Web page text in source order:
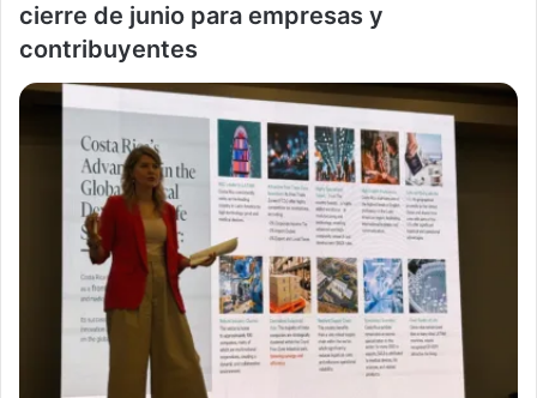
cierre de junio para empresas y
contribuyentes